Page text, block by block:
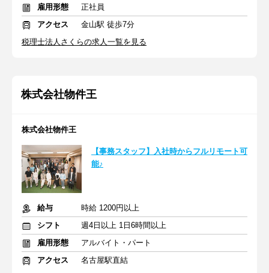
雇用形態
正社員
アクセス
金山駅 徒歩7分
税理士法人さくらの求人一覧を見る
株式会社物件王
株式会社物件王
【事務スタッフ】入社時からフルリモート可
能♪
給与
時給 1200円以上
シフト
週4日以上 1日6時間以上
雇用形態
アルバイト・パート
アクセス
名古屋駅直結